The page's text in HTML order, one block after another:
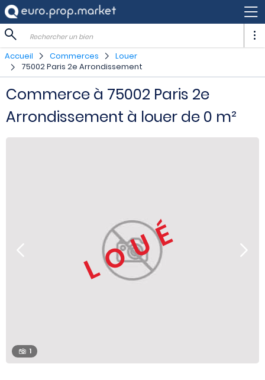
Rechercher un bien
Accueil Commerces
Louer
75002 Paris 2e Arrondissement
Commerce à 75002 Paris 2e
Arrondissement à louer de 0 m²
LOUÉ
1